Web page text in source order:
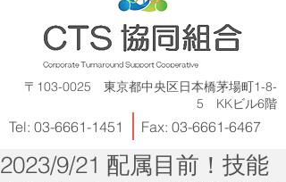
〒103-0025 東京都中央区日本橋茅場町1-8-
5 KKビル6階
Tel: 03-6661-1451 Fax: 03-6661-6467
2023/9/21 配属目前！技能